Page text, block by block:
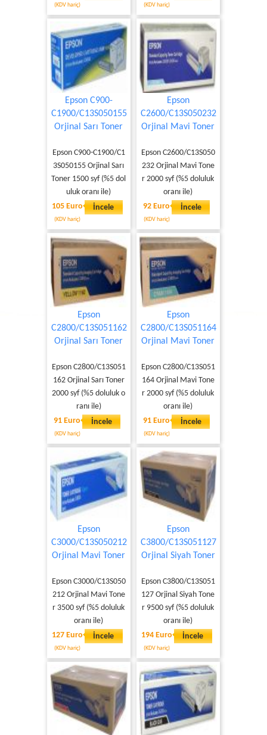
(KDV hariç) (KDV hariç)
Epson C900-
C1900/C13S050155
Orjinal Sarı Toner
Epson C900-C1900/C1
3S050155 Orjinal Sarı
Toner 1500 syf (%5 dol
uluk oranı ile)
105 Euro
(KDV hariç)
İncele
Epson
C2600/C13S050232
Orjinal Mavi Toner
Epson C2600/C13S050
232 Orjinal Mavi Tone
r 2000 syf (%5 doluluk
oranı ile)
92 Euro
(KDV hariç)
İncele
Epson
C2800/C13S051162
Orjinal Sarı Toner
Epson C2800/C13S051
162 Orjinal Sarı Toner
2000 syf (%5 doluluk o
ranı ile)
91 Euro
(KDV hariç)
İncele
Epson
C2800/C13S051164
Orjinal Mavi Toner
Epson C2800/C13S051
164 Orjinal Mavi Tone
r 2000 syf (%5 doluluk
oranı ile)
91 Euro
(KDV hariç)
İncele
Epson
C3000/C13S050212
Orjinal Mavi Toner
Epson C3000/C13S050
212 Orjinal Mavi Tone
r 3500 syf (%5 doluluk
oranı ile)
127 Euro
(KDV hariç)
İncele
Epson
C3800/C13S051127
Orjinal Siyah Toner
Epson C3800/C13S051
127 Orjinal Siyah Tone
r 9500 syf (%5 doluluk
oranı ile)
194 Euro
(KDV hariç)
İncele